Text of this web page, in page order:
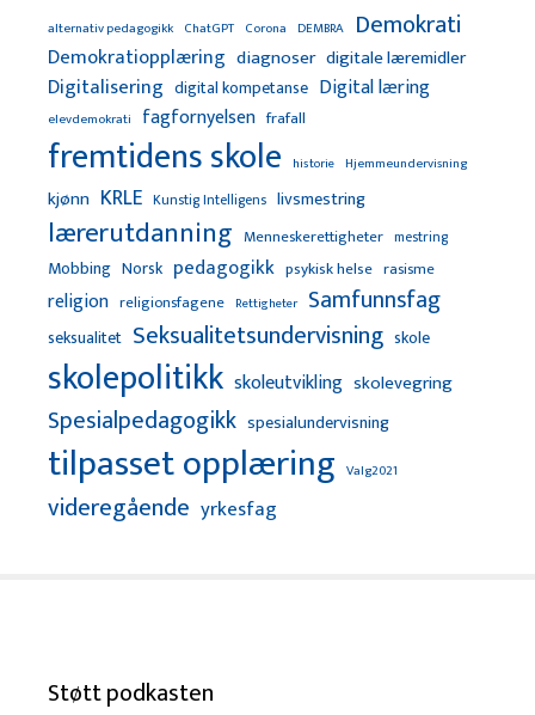
alternativ pedagogikk ChatGPT Corona DEMBRA Demokrati
Demokratiopplæring diagnoser digitale læremidler
Digitalisering digital kompetanse Digital læring
elevdemokrati fagfornyelsen frafall
fremtidens skole historie Hjemmeundervisning
kjønn KRLE Kunstig Intelligens livsmestring
lærerutdanning Menneskerettigheter mestring
Mobbing Norsk pedagogikk psykisk helse rasisme
religion religionsfagene Rettigheter Samfunnsfag
seksualitet Seksualitetsundervisning skole
skolepolitikk skoleutvikling skolevegring
Spesialpedagogikk spesialundervisning
tilpasset opplæring Valg2021
videregående yrkesfag
Støtt podkasten